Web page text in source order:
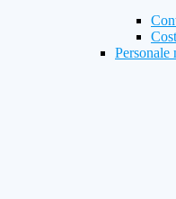
Personale